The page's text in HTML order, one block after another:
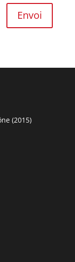
Envoi
(2015)